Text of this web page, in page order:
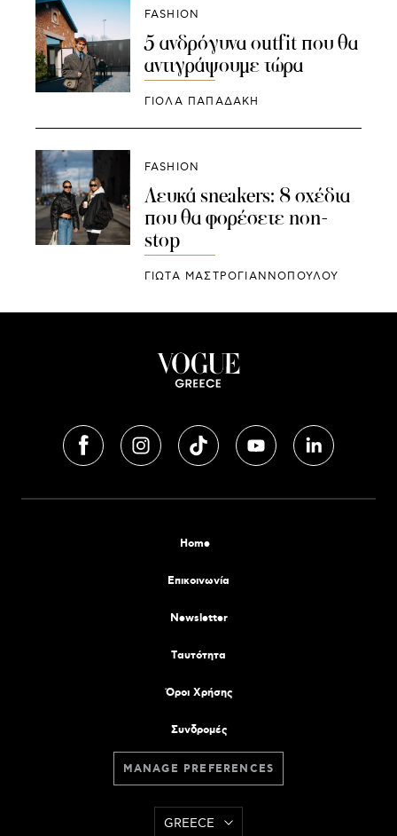
FASHION
5 ανδρόγυνα outfit που θα
αντιγράψουμε τώρα
ΓΙΌΛΑ ΠΑΠΑΔΆΚΗ
FASHION
Λευκά sneakers: 8 σχέδια
που θα φορέσετε non-
stop
ΓΙΩΤΑ ΜΑΣΤΡΟΓΙΑΝΝΟΠΟΥΛΟΥ
Home
Επικοινωνία
Newsletter
Tαυτότητα
Όροι Χρήσης
Συνδρομές
MANAGE PREFERENCES
GREECE